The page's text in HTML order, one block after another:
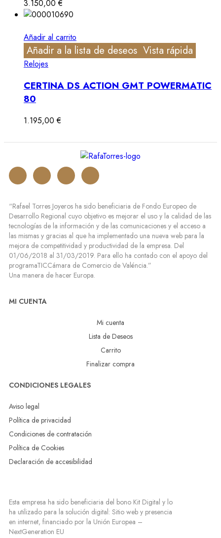
3.150,00€
Añadir al carrito
Añadir a la lista de deseos Vista rápida
Relojes
CERTINA DS ACTION GMT POWERMATIC
80
1.195,00€
“Rafael Torres Joyeros ha sido beneficiaria de Fondo Europeo de
Desarrollo Regional cuyo objetivo es mejorar el uso y la calidad de las
tecnologías de la información y de las comunicaciones y el acceso a
las mismas y gracias al que ha implementado una nueva web para la
mejora de competitividad y productividad de la empresa. Del
01/06/2018 al 31/03/2019. Para ello ha contado con el apoyo del
programaTICCámara de Comercio de Valéncia.”
Una manera de hacer Europa.
MI CUENTA
Mi cuenta
Lista de Deseos
Carrito
Finalizar compra
CONDICIONES LEGALES
Aviso legal
Política de privacidad
Condiciones de contratación
Política de Cookies
Declaración de accesibilidad
Esta empresa ha sido beneficiaria del bono Kit Digital y lo
ha utilizado para la solución digital: Sitio web y presencia
en internet, financiado por la Unión Europea –
NextGeneration EU